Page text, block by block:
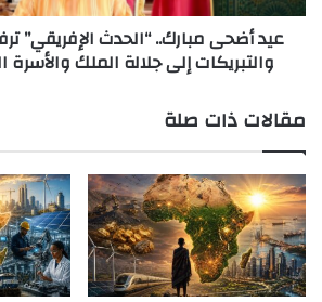
والتبريكات
الملكية
الشريفة
عيد أضحى مبارك.. “الحدث الإفريقي”
والتبريكات إلى جلالة الملك
مقالات ذات صلة